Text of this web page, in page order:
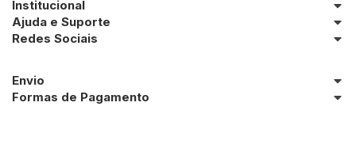
Institucional
Ajuda e Suporte
Redes Sociais
Envio
Formas de Pagamento